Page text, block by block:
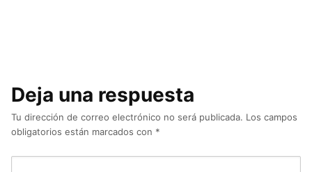
Deja una respuesta
Tu dirección de correo electrónico no será publicada. Los campos
obligatorios están marcados con *